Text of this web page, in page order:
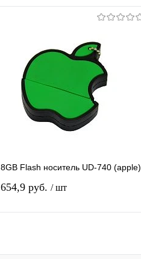
Купить в 1 клик К сравнению
В избранное Под заказ
8GB Flash носитель UD-740 (apple)
654,9 руб. / шт